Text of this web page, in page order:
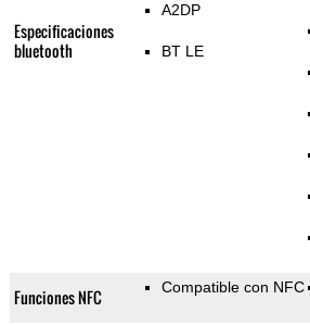
Especificaciones
bluetooth
A2DP
BT LE
Funciones NFC Compatible con NFC